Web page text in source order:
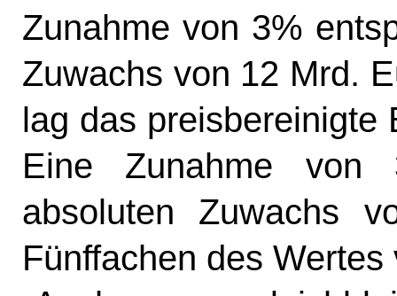
Zunahme von 3%
Zuwachs von 12 Mrd.
lag das preisbereinigte
Eine Zunahme von
absoluten Zuwachs
Fünffachen des Wertes